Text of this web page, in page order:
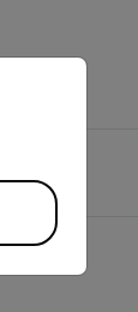
our website.